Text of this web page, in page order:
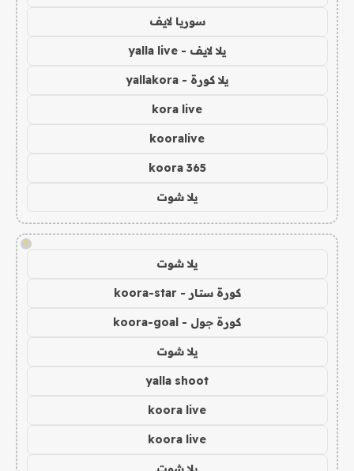
سوريا لايف
يلا لايف - yalla live
يلا كورة - yallakora
kora live
kooralive
koora 365
يلا شوت
!
يلا شوت
كورة ستار - koora-star
كورة جول - koora-goal
يلا شوت
yalla shoot
koora live
koora live